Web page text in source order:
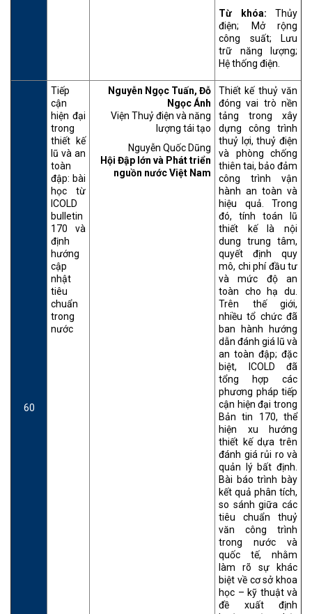
Từ khóa: Thủy
điện; Mở rộng
công suất; Lưu
trữ năng lượng;
Hệ thống điện.
60
Tiếp
cận
hiện đại
trong
thiết kế
lũ và an
toàn
đập: bài
học từ
ICOLD
bulletin
170 và
định
hướng
cập
nhật
tiêu
chuẩn
trong
nước
Nguyễn Ngọc Tuấn, Đỗ
Ngọc Ánh
Viện Thuỷ điện và năng
lượng tái tạo
Nguyễn Quốc Dũng
Hội Đập lớn và Phát triển
nguồn nước Việt Nam
Thiết kế thuỷ văn
đóng vai trò nền
tảng trong xây
dựng công trình
thuỷ lợi, thuỷ điện
và phòng chống
thiên tai, bảo đảm
công trình vận
hành an toàn và
hiệu quả. Trong
đó, tính toán lũ
thiết kế là nội
dung trung tâm,
quyết định quy
mô, chi phí đầu tư
và mức độ an
toàn cho hạ du.
Trên thế giới,
nhiều tổ chức đã
ban hành hướng
dẫn đánh giá lũ và
an toàn đập; đặc
biệt, ICOLD đã
tổng hợp các
phương pháp tiếp
cận hiện đại trong
Bản tin 170, thể
hiện xu hướng
thiết kế dựa trên
đánh giá rủi ro và
quản lý bất định.
Bài báo trình bày
kết quả phân tích,
so sánh giữa các
tiêu chuẩn thuỷ
văn công trình
trong nước và
quốc tế, nhằm
làm rõ sự khác
biệt về cơ sở khoa
học – kỹ thuật và
đề xuất định